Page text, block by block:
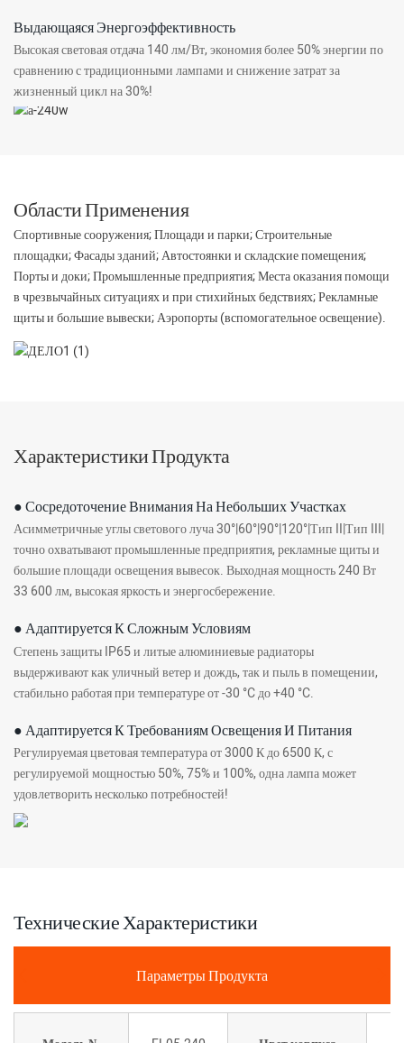
Выдающаяся Энергоэффективность
Высокая световая отдача 140 лм/Вт, экономия более 50% энергии по
сравнению с традиционными лампами и снижение затрат за
жизненный цикл на 30%!
Области Применения
Спортивные сооружения; Площади и парки; Строительные
площадки; Фасады зданий; Автостоянки и складские помещения;
Порты и доки; Промышленные предприятия; Места оказания помощи
в чрезвычайных ситуациях и при стихийных бедствиях; Рекламные
щиты и большие вывески; Аэропорты (вспомогательное освещение).
Характеристики Продукта
● Сосредоточение Внимания На Небольших Участках
Асимметричные углы светового луча 30°|60°|90°|120°|Тип II|Тип III|
точно охватывают промышленные предприятия, рекламные щиты и
большие площади освещения вывесок. Выходная мощность 240 Вт
33 600 лм, высокая яркость и энергосбережение.
● Адаптируется К Сложным Условиям
Степень защиты IP65 и литые алюминиевые радиаторы
выдерживают как уличный ветер и дождь, так и пыль в помещении,
стабильно работая при температуре от -30 °C до +40 °C.
● Адаптируется К Требованиям Освещения И Питания
Регулируемая цветовая температура от 3000 К до 6500 К, с
регулируемой мощностью 50%, 75% и 100%, одна лампа может
удовлетворить несколько потребностей!
Технические Характеристики
Параметры Продукта